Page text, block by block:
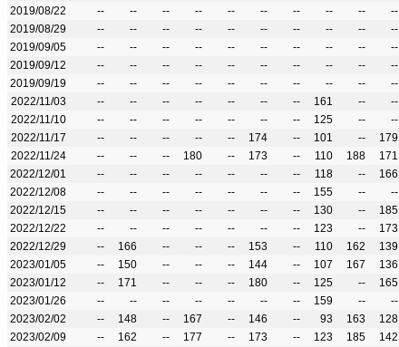
2019/08/22
-- -- -- -- -- -- -- -- -- --
2019/08/29
-- -- -- -- -- -- -- -- -- --
2019/09/05
-- -- -- -- -- -- -- -- -- --
2019/09/12
-- -- -- -- -- -- -- -- -- --
2019/09/19
-- -- -- -- -- -- -- -- -- --
2022/11/03
-- -- -- -- -- -- -- 161 -- --
2022/11/10
-- -- -- -- -- -- -- 125 -- --
2022/11/17
-- -- -- -- -- 174 -- 101 -- 179
2022/11/24
-- -- -- 180 -- 173 -- 110 188 171
2022/12/01
-- -- -- -- -- -- -- 118 -- 166
2022/12/08
-- -- -- -- -- -- -- 155 -- --
2022/12/15
-- -- -- -- -- -- -- 130 -- 185
2022/12/22
-- -- -- -- -- -- -- 123 -- 173
2022/12/29
-- 166 -- -- -- 153 -- 110 162 139
2023/01/05
-- 150 -- -- -- 144 -- 107 167 136
2023/01/12
-- 171 -- -- -- 180 -- 125 -- 165
2023/01/26
-- -- -- -- -- -- -- 159 -- --
2023/02/02
-- 148 -- 167 -- 146 -- 93 163 128
2023/02/09
-- 162 -- 177 -- 173 -- 123 185 142